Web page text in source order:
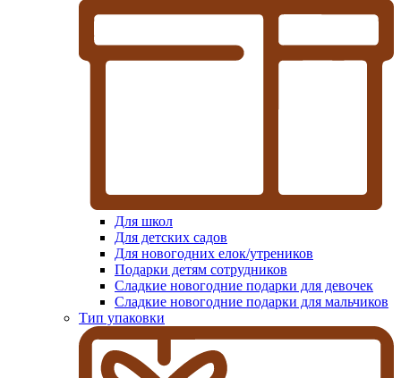
Для школ
Для детских садов
Для новогодних елок/утреников
Подарки детям сотрудников
Сладкие новогодние подарки для девочек
Сладкие новогодние подарки для мальчиков
Тип упаковки